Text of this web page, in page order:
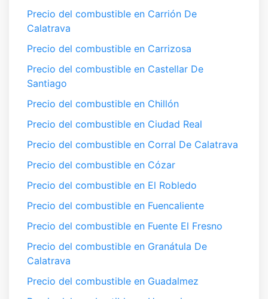
Precio del combustible en Carrión De
Calatrava
Precio del combustible en Carrizosa
Precio del combustible en Castellar De
Santiago
Precio del combustible en Chillón
Precio del combustible en Ciudad Real
Precio del combustible en Corral De Calatrava
Precio del combustible en Cózar
Precio del combustible en El Robledo
Precio del combustible en Fuencaliente
Precio del combustible en Fuente El Fresno
Precio del combustible en Granátula De
Calatrava
Precio del combustible en Guadalmez